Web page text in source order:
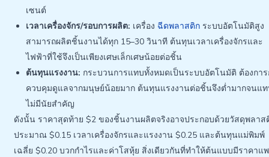
เซนต์
เวลาเครื่องจักร/รอบการผลิต: เครื่อง ฉีดพลาสติก ระบบอัตโนมัติสูง
สามารถผลิตชิ้นงานได้ทุก 15–30 วินาที ต้นทุนเวลาเครื่องจักรและ
ไฟฟ้าที่ใช้จึงเป็นเพียงเศษเล็กเศษน้อยต่อชิ้น
ต้นทุนแรงงาน: กระบวนการแทบทั้งหมดเป็นระบบอัตโนมัติ ต้องกา
ควบคุมดูแลจากมนุษย์น้อยมาก ต้นทุนแรงงานต่อชิ้นจึงต่ำมากจนแ
ไม่มีนัยสำคัญ
ดังนั้น ราคาสุดท้าย $2 ของชิ้นงานผลิตจริงอาจประกอบด้วยวัสดุพลาส
ประมาณ $0.15 เวลาเครื่องจักรและแรงงาน $0.25 และต้นทุนแม่พิมพ์
เฉลี่ย $0.20 บวกกำไรและค่าโสหุ้ย สิ่งเดียวกันที่ทำให้ต้นแบบมีราคาแ